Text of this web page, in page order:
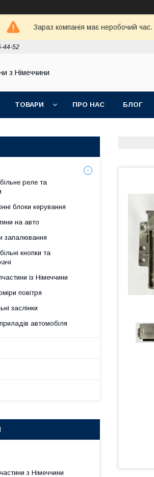
Зараз компанія має неробочий
44-52
з Німеччини
ТОВАРИ ПРО НАС БЛОГ
реле та
блоки керування
на авто
запалювання
кнопки та
із Німеччини
повітря
заслінки
автомобіля
з Німеччини